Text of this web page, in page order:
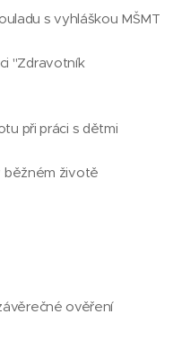
s vyhláškou MŠMT
"Zdravotník
při práci s dětmi
běžném životě
ověření